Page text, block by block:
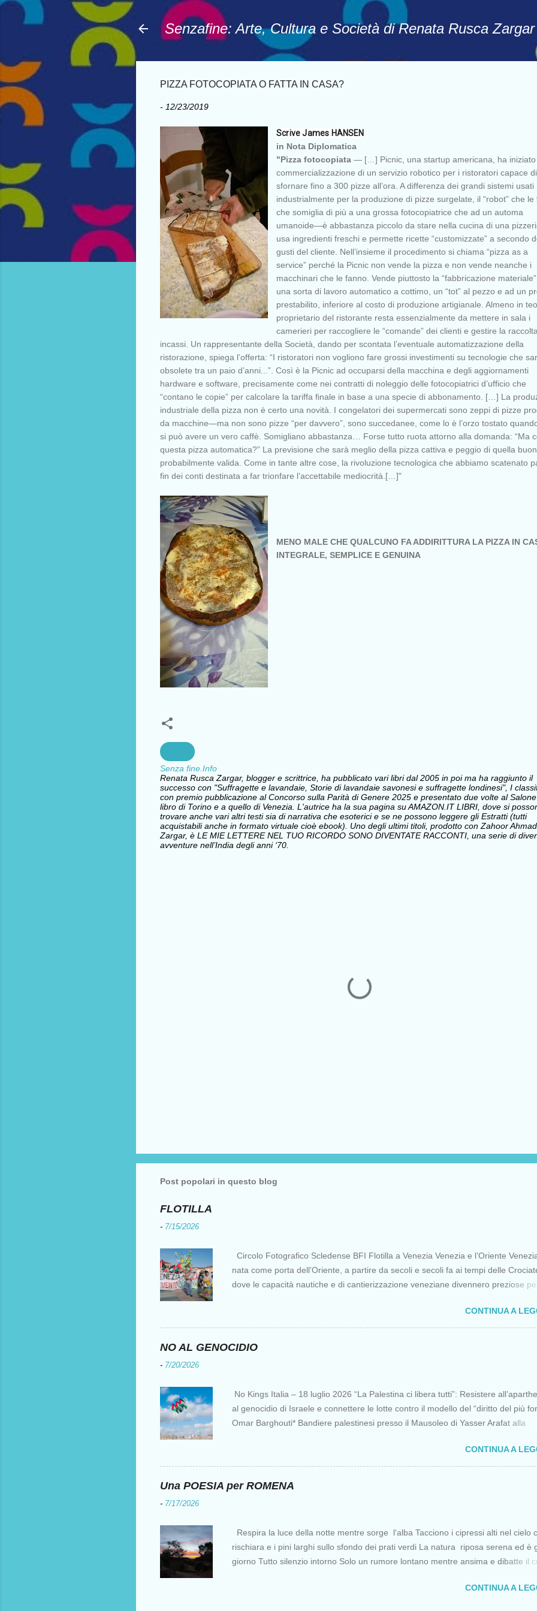
Senzafine: Arte, Cultura e Società di Renata Rusca Zargar
PIZZA FOTOCOPIATA O FATTA IN CASA?
- 12/23/2019
Scrive James HANSEN
in Nota Diplomatica
"Pizza fotocopiata — […] Picnic, una startup americana, ha iniziato
commercializzazione di un servizio robotico per i ristoratori capace di
sfornare fino a 300 pizze all’ora. A differenza dei grandi sistemi usati
industrialmente per la produzione di pizze surgelate, il “robot” che
che somiglia di più a una grossa fotocopiatrice che ad un automa
umanoide—è abbastanza piccolo da stare nella cucina di una
usa ingredienti freschi e permette ricette “customizzate” a secondo
gusti del cliente. Nell’insieme il procedimento si chiama “pizza as a
service” perché la Picnic non vende la pizza e non vende neanche i
macchinari che le fanno. Vende piuttosto la “fabbricazione
una sorta di lavoro automatico a cottimo, un “tot” al pezzo e ad un
prestabilito, inferiore al costo di produzione artigianale. Almeno in
proprietario del ristorante resta essenzialmente da mettere in sala i
camerieri per raccogliere le “comande” dei clienti e gestire la
incassi. Un rappresentante della Società, dando per scontata l’eventuale automatizzazione della
ristorazione, spiega l’offerta: “I ristoratori non vogliono fare grossi investimenti su tecnologie che
obsolete tra un paio d’anni...”. Così è la Picnic ad occuparsi della macchina e degli aggiornamenti
hardware e software, precisamente come nei contratti di noleggio delle fotocopiatrici d’ufficio che
“contano le copie” per calcolare la tariffa finale in base a una specie di abbonamento. […] La
industriale della pizza non è certo una novità. I congelatori dei supermercati sono zeppi di pizze
da macchine—ma non sono pizze “per davvero”, sono succedanee, come lo è l’orzo tostato
si può avere un vero caffè. Somigliano abbastanza… Forse tutto ruota attorno alla domanda: “Ma
questa pizza automatica?” La previsione che sarà meglio della pizza cattiva e peggio di quella
probabilmente valida. Come in tante altre cose, la rivoluzione tecnologica che abbiamo scatenato
fin dei conti destinata a far trionfare l’accettabile mediocrità.[…]"
MENO MALE CHE QUALCUNO FA ADDIRITTURA LA PIZZA IN
INTEGRALE, SEMPLICE E GENUINA
Senza fine.Info
Renata Rusca Zargar, blogger e scrittrice, ha pubblicato vari libri dal 2005 in poi ma ha raggiunto il
successo con "Suffragette e lavandaie, Storie di lavandaie savonesi e suffragette londinesi", I
con premio pubblicazione al Concorso sulla Parità di Genere 2025 e presentato due volte al
libro di Torino e a quello di Venezia. L'autrice ha la sua pagina su AMAZON.IT LIBRI, dove si
trovare anche vari altri testi sia di narrativa che esoterici e se ne possono leggere gli Estratti (tutti
acquistabili anche in formato virtuale cioè ebook). Uno degli ultimi titoli, prodotto con Zahoor Ahmad
Zargar, è LE MIE LETTERE NEL TUO RICORDO SONO DIVENTATE RACCONTI, una serie di
avventure nell’India degli anni ‘70.
Post popolari in questo blog
FLOTILLA
- 7/15/2026
Circolo Fotografico Scledense BFI Flotilla a Venezia Venezia e l’Oriente
nata come porta dell’Oriente, a partire da secoli e secoli fa ai tempi delle
dove le capacità nautiche e di cantierizzazione veneziane divennero preziose
per ottenere vantaggi strategici fondamentali e alla lunga portarono alla
Costantinopoli, erano i tempi della quarta crociata nei primi anni del Duecento.
al XV secolo Venezia continuò ad avere un ruolo fondamentale nei rapporti tra
natanti è partita da Barcellona il 12 aprile per una missione non violenta che ha
suoi scopi principali quello di portare aiuti a...
CONTINUA A
NO AL GENOCIDIO
- 7/20/2026
No Kings Italia – 18 luglio 2026 “La Palestina ci libera tutti”: Resistere
al genocidio di Israele e connettere le lotte contro il modello del “diritto del più
Omar Barghouti* Bandiere palestinesi presso il Mausoleo di Yasser Arafat alla
” senza precedenti da decenni, rappresentando una minaccia per l’umanità,
per i palestinesi. Con il sostegno dell’ Occidente coloniale , Italia compresa,
commettendo a Gaza il primo genocidio al mondo trasmesso in diretta streaming
Groenlandia, Oman , tra gli altri, che non hanno precedenti nell’eliminare ogni
parvenza di “diritti umani” e “democrazia”. C...
CONTINUA A
Una POESIA per ROMENA
- 7/17/2026
Respira la luce della notte mentre sorge l'alba Tacciono i cipressi alti nel cielo
rischiara e i pini larghi sullo sfondo dei prati verdi La natura riposa serena ed è
giorno Tutto silenzio intorno Solo un rumore lontano mentre ansima e dibatte il
CONTINUA A